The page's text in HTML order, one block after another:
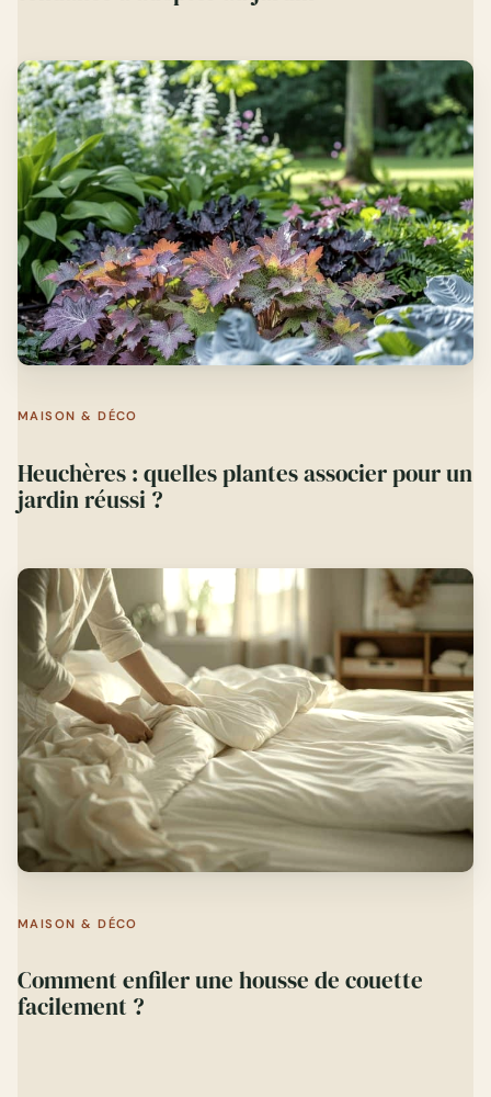
MAISON & DÉCO
Heuchères : quelles plantes associer pour un
jardin réussi ?
MAISON & DÉCO
Comment enfiler une housse de couette
facilement ?